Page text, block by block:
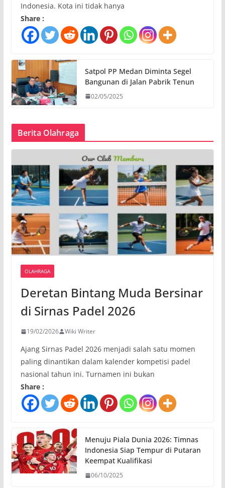
Indonesia. Kota ini tidak hanya
Share :
Satpol PP Medan Diminta Segel
Bangunan di Jalan Pabrik Tenun
02/05/2025
Berita Olahraga
OLAHRAGA
Deretan Bintang Muda Bersinar
di Sirnas Padel 2026
19/02/2026 Wiki Writer
Ajang Sirnas Padel 2026 menjadi salah satu momen
paling dinantikan dalam kalender kompetisi padel
nasional tahun ini. Turnamen ini bukan
Share :
Menuju Piala Dunia 2026: Timnas
Indonesia Siap Tempur di Putaran
Keempat Kualifikasi
06/10/2025